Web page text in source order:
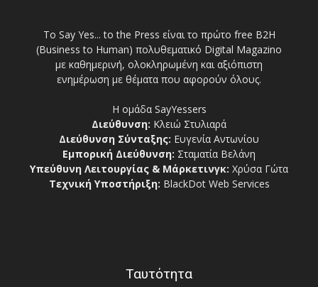
Το Say Yes... to the Press είναι το πρώτο free Β2Η
(Business to Human) πολυθεματικό Digital Magazino
με καθημερινή, ολοκληρωμένη και αξιόπιστη
ενημέρωση με θέματα που αφορούν όλους.
Η ομάδα SayYessers
Διεύθυνση: Κλειώ Στυλιαρά
Διεύθυνση Σύνταξης: Ευγενία Αντωνίου
Εμπορική Διεύθυνση: Σταματία Βελάνη
Υπεύθυνη Λειτουργίας & Μάρκετινγκ: Χρύσα Γώτα
Τεχνική Υποστήριξη: BlackDot Web Services
Ταυτότητα